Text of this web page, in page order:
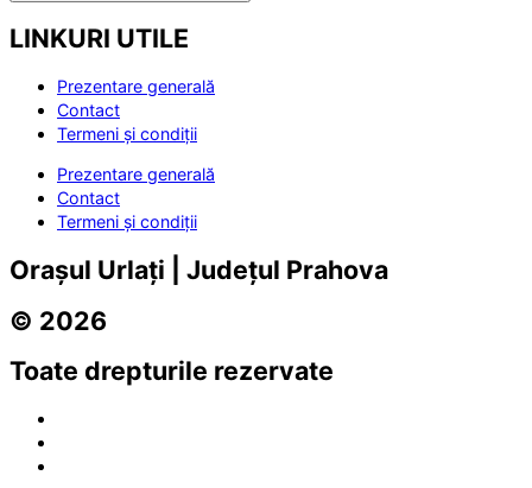
LINKURI UTILE
Prezentare generală
Contact
Termeni și condiții
Prezentare generală
Contact
Termeni și condiții
Orașul Urlați | Județul Prahova
© 2026
Toate drepturile rezervate